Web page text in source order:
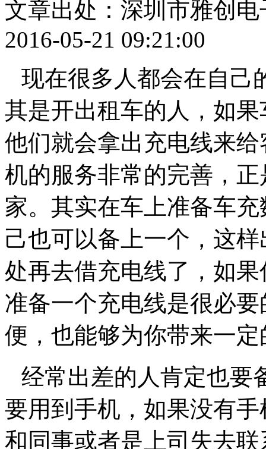
文章出处：深圳市雅创
2016-05-21 09:21:00
现在很多人都会在自己
其是开出租车的人，如
他们就会拿出充电线来
机的服务非常的完善，
家。其实在车上准备车
己也可以备上一个，这
处再去借充电线了，如
准备一个充电线是很必
便，也能够为你带来一
经常出差的人肯定也要
要用到手机，如果没有
和同事或者是上司失去